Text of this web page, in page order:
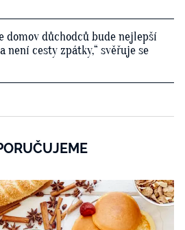
domov důchodců bude nejlepší
není cesty zpátky,“ svěřuje se